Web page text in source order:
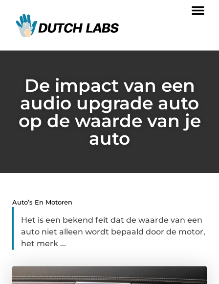
De impact van een
audio upgrade auto
op de waarde van je
auto
Auto’s En Motoren
Het is een bekend feit dat de waarde van een
auto niet alleen wordt bepaald door de motor,
het merk ...